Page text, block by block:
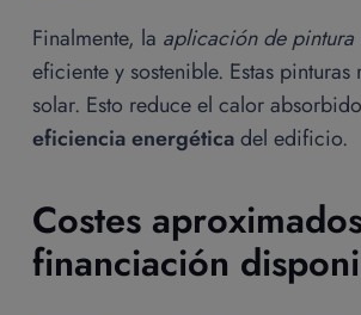
Finalmente, la aplicación de pintura
eficiente y sostenible. Estas
solar. Esto reduce el calor
eficiencia energéticadel edificio.
Costes
financiación